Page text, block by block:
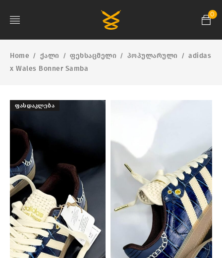
0
Home / ქალი / ფეხსაცმელი / პოპულარული / adidas
x Wales Bonner Samba
ᲤᲐᲡᲓᲐᲙᲚᲔᲑᲐ